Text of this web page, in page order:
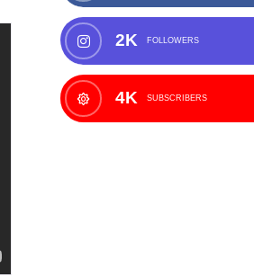
2K FOLLOWERS
4K SUBSCRIBERS